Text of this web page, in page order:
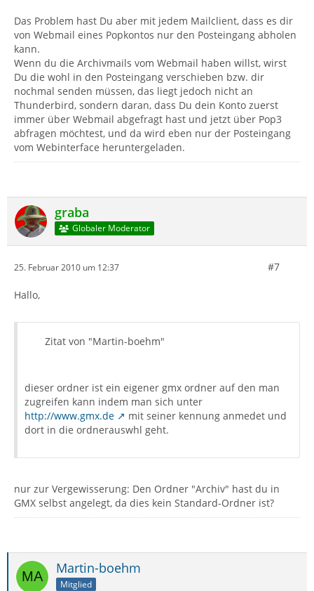
Das Problem hast Du aber mit jedem Mailclient, dass es dir
von Webmail eines Popkontos nur den Posteingang abholen
kann.
Wenn du die Archivmails vom Webmail haben willst, wirst
Du die wohl in den Posteingang verschieben bzw. dir
nochmal senden müssen, das liegt jedoch nicht an
Thunderbird, sondern daran, dass Du dein Konto zuerst
immer über Webmail abgefragt hast und jetzt über Pop3
abfragen möchtest, und da wird eben nur der Posteingang
vom Webinterface heruntergeladen.
graba
Globaler Moderator
25. Februar 2010 um 12:37 #7
Hallo,
Zitat von "Martin-boehm"
dieser ordner ist ein eigener gmx ordner auf den man
zugreifen kann indem man sich unter
http://www.gmx.de
mit seiner kennung anmedet und
dort in die ordnerauswhl geht.
nur zur Vergewisserung: Den Ordner "Archiv" hast du in
GMX selbst angelegt, da dies kein Standard-Ordner ist?
Martin-boehm
Mitglied